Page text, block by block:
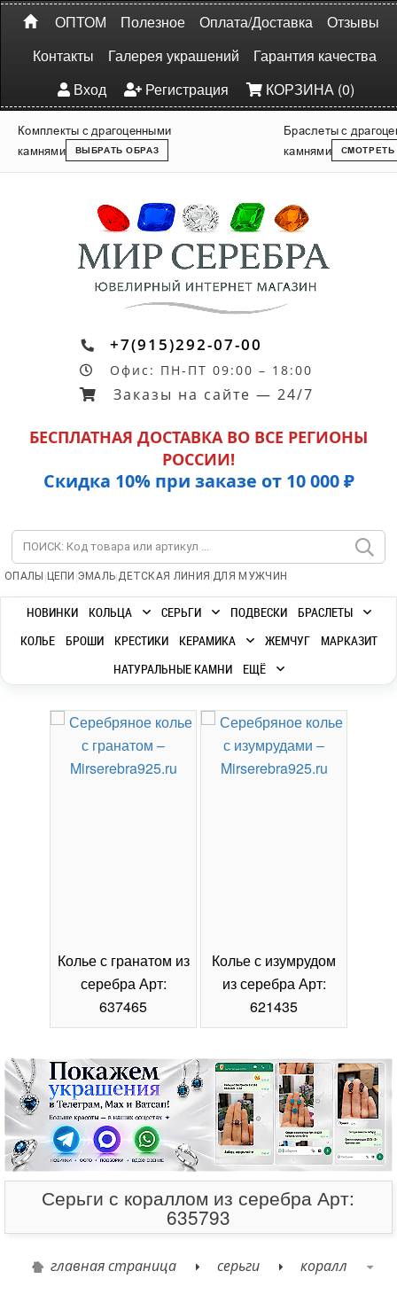
ОПТОМ Полезное Оплата/Доставка
Отзывы
Контакты
Галерея украшений
Гарантия качества
Вход
Регистрация КОРЗИНА (0)
Комплекты с драгоценными
камнями
ВЫБРАТЬ ОБРАЗ
Браслеты с
камнями
СМОТРЕТЬ
+7(915)292-07-00
Офис: ПН-ПТ 09:00 – 18:00
Заказы на сайте — 24/7
БЕСПЛАТНАЯ ДОСТАВКА ВО ВСЕ РЕГИОНЫ
РОССИИ!
Скидка 10% при заказе от 10 000 ₽
ОПАЛЫ | ЦЕПИ |ЭМАЛЬ|ДЕТСКАЯ ЛИНИЯ |ДЛЯ МУЖЧИН
НОВИНКИ КОЛЬЦА СЕРЬГИ ПОДВЕСКИ
БРАСЛЕТЫ
КОЛЬЕ
БРОШИ КРЕСТИКИ КЕРАМИКА ЖЕМЧУГ
МАРКАЗИТ
НАТУРАЛЬНЫЕ КАМНИ
ЕЩЁ
Колье с гранатом из
серебра Арт:
637465
Колье с изумрудом
из серебра Арт:
621435
Серьги с кораллом из серебра Арт:
635793
главная страница серьги коралл